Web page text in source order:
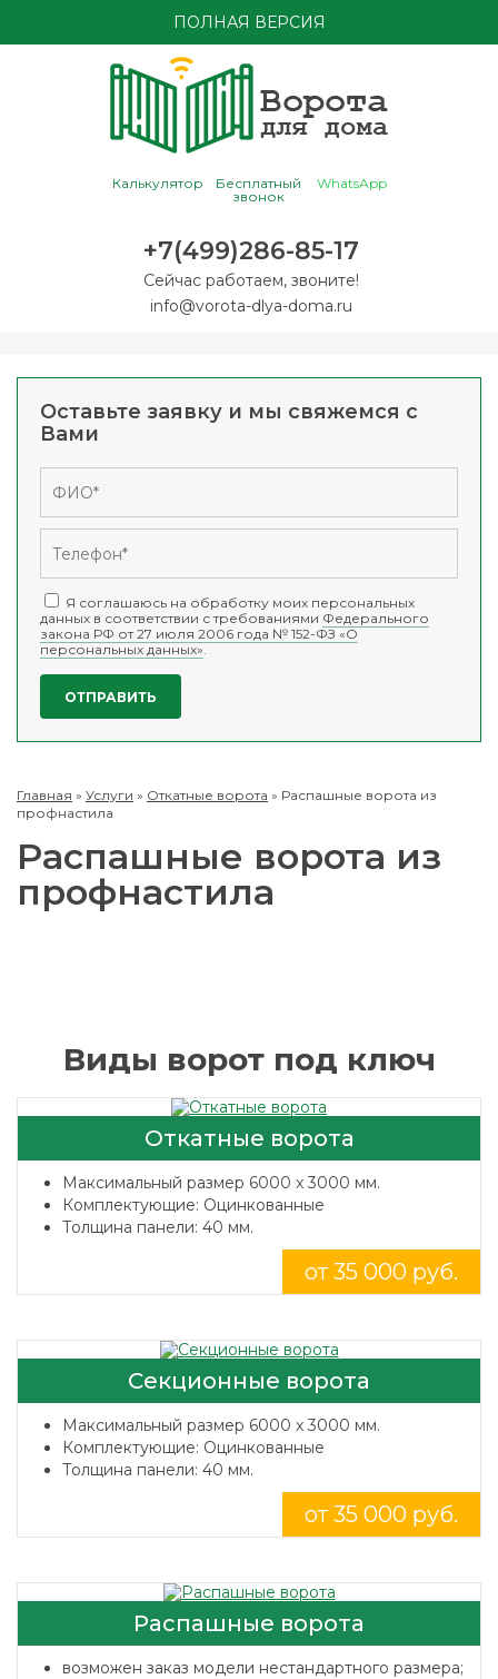
ПОЛНАЯ ВЕРСИЯ
Калькулятор
Бесплатный
звонок
WhatsApp
+7(499)286-85-17
Сейчас работаем, звоните!
info@vorota-dlya-doma.ru
Оставьте заявку и мы свяжемся с
Вами
Я соглашаюсь на обработку моих персональных
данных в соответствии с требованиями Федерального
закона РФ от 27 июля 2006 года № 152-ФЗ «О
персональных данных».
Главная » Услуги » Откатные ворота » Распашные ворота из
профнастила
Распашные ворота из
профнастила
Виды ворот под ключ
Откатные ворота
Максимальный размер 6000 x 3000 мм.
Комплектующие: Оцинкованные
Толщина панели: 40 мм.
от 35 000 руб.
Секционные ворота
Максимальный размер 6000 x 3000 мм.
Комплектующие: Оцинкованные
Толщина панели: 40 мм.
от 35 000 руб.
Распашные ворота
возможен заказ модели нестандартного размера;